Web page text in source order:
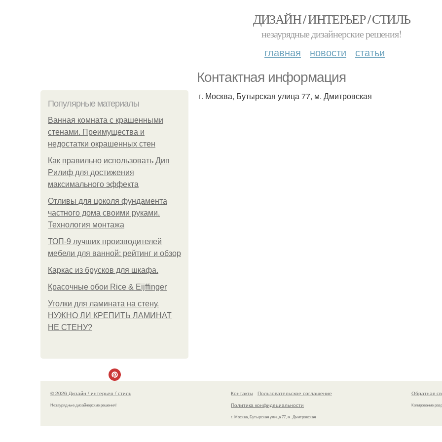
ДИЗАЙН / ИНТЕРЬЕР / СТИЛЬ
незаурядные дизайнерские решения!
главная новости статьи
Контактная информация
Популярные материалы
Ванная комната с крашенными
стенами. Преимущества и
недостатки окрашенных стен
Как правильно использовать Дип
Рилиф для достижения
максимального эффекта
Отливы для цоколя фундамента
частного дома своими руками.
Технология монтажа
ТОП-9 лучших производителей
мебели для ванной: рейтинг и обзор
Каркас из брусков для шкафа.
Красочные обои Rice & Eijffinger
Уголки для ламината на стену.
НУЖНО ЛИ КРЕПИТЬ ЛАМИНАТ
НЕ СТЕНУ?
г. Москва, Бутырская улица 77, м. Дмитровская
© 2026 Дизайн / интерьер / стиль
Незаурядные дизайнерские решения!
Контакты
Пользовательское соглашение
Политика конфидециальности
г. Москва, Бутырская улица 77, м. Дмитровская
Обратная
Копирование